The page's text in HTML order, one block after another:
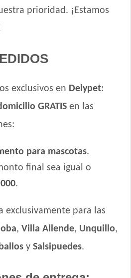
prioridad. ¡Estamos
exclusivos en Delypet:
GRATIS en las
para mascotas.
final sea igual o
.
exclusivamente para las
, Villa Allende, Unquillo,
y Salsipuedes.